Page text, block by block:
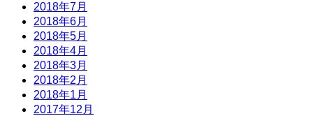
2018年7月
2018年6月
2018年5月
2018年4月
2018年3月
2018年2月
2018年1月
2017年12月